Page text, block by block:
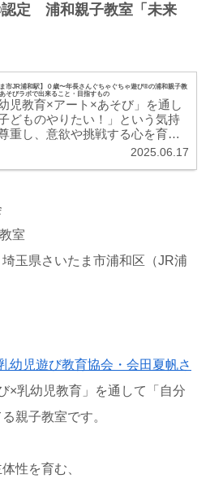
認定 浦和親子教室「未来
ま市JR浦和駅】０歳〜年長さんぐちゃぐちゃ遊び®の浦和親子教
そびラボで出来ること・目指すもの
幼児教育×アート×あそび」を通し
どものやりたい！」という気持
重し、意欲や挑戦する心を育む
教室です。 「上手い・下手」「ダ
2025.06.17
室
埼玉県さいたま市浦和区（JR浦
幼児遊び教育協会・会田夏帆さ
×乳幼児教育」を通して「自分
親子教室です。
性を育む、